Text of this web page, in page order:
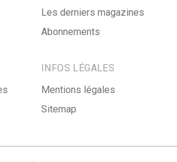
Les derniers magazines
Abonnements
INFOS LÉGALES
Mentions légales
Sitemap